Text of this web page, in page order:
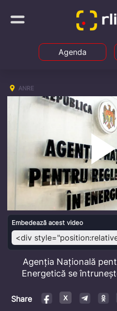
Agenda
ANRE
Embedează acest video
Agenția Națională
Energetică se
Share